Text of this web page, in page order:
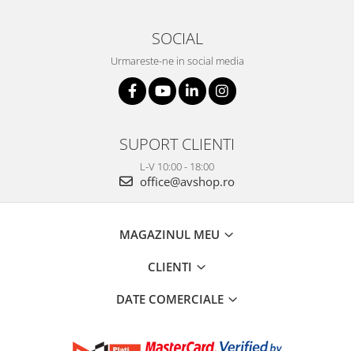
SOCIAL
Urmareste-ne in social media
SUPORT CLIENTI
L-V 10:00 - 18:00
office@avshop.ro
MAGAZINUL MEU
CLIENTI
DATE COMERCIALE